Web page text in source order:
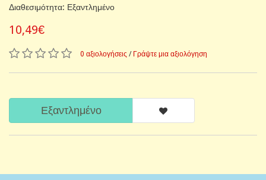
Διαθεσιμότητα: Εξαντλημένο
10,49€
0 αξιολογήσεις / Γράψτε μια αξιολόγηση
Εξαντλημένο